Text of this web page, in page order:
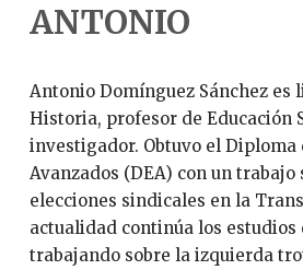
ANTONIO
Antonio Domínguez Sánchez es
Historia, profesor de Educación
investigador. Obtuvo el Diploma
Avanzados (DEA) con un trabajo
elecciones sindicales en la
actualidad continúa los estudios
trabajando sobre la izquierda